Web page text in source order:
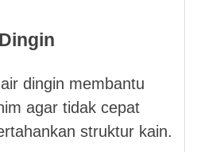
dingin membantu
agar tidak cepat
struktur kain.